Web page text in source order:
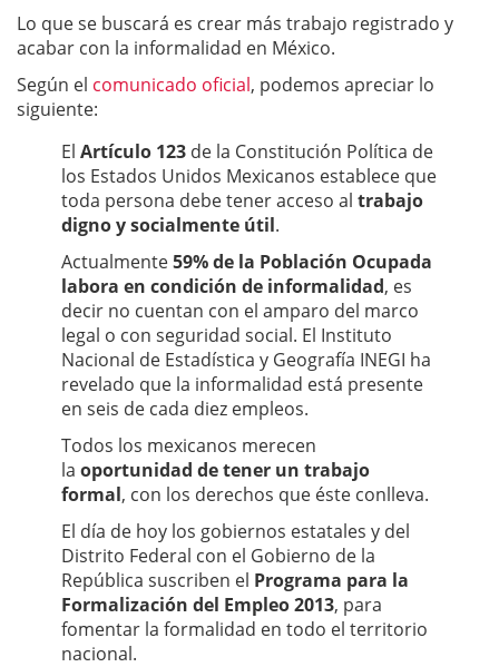
Lo que se buscará es crear más trabajo registrado y
acabar con la informalidad en México.
Según el comunicado oficial, podemos apreciar lo
siguiente:
El Artículo 123 de la Constitución Política de
los Estados Unidos Mexicanos establece que
toda persona debe tener acceso al trabajo
digno y socialmente útil.
Actualmente59% de la Población Ocupada
labora en condición de informalidad, es
decir no cuentan con el amparo del marco
legal o con seguridad social. El Instituto
Nacional de Estadística y Geografía INEGI ha
revelado que la informalidad está presente
en seis de cada diez empleos.
Todos los mexicanos merecen
la oportunidad de tener un trabajo
formal, con los derechos que éste conlleva.
El día de hoy los gobiernos estatales y del
Distrito Federal con el Gobierno de la
República suscriben el Programa para la
Formalización del Empleo 2013, para
fomentar la formalidad en todo el territorio
nacional.